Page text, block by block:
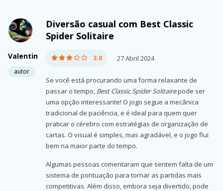
Valentin
autor
Diversão casual com Best Classic
Spider Solitaire
3.0 27 Abril 2024
Se você está procurando uma forma relaxante de
passar o tempo, Best Classic Spider Solitairepode ser
uma opção interessante! O jogo segue a mecânica
tradicional de paciência, e é ideal para quem quer
praticar o cérebro com estratégias de organização de
cartas. O visual é simples, mas agradável, e o jogo flui
bem na maior parte do tempo.
Algumas pessoas comentaram que sentem falta de um
sistema de pontuação para tornar as partidas mais
competitivas. Além disso, embora seja divertido, pode